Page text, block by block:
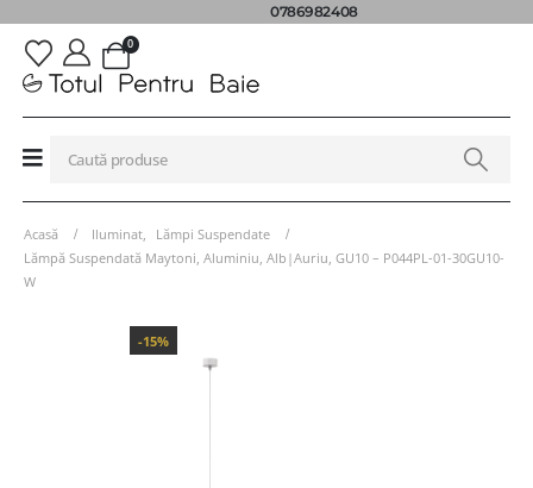
0786982408
0
Acasă Iluminat
Lămpi Suspendate
Lămpă Suspendată Maytoni, Aluminiu, Alb|Auriu, GU10 – P044PL-01-30GU10-
W
-15%